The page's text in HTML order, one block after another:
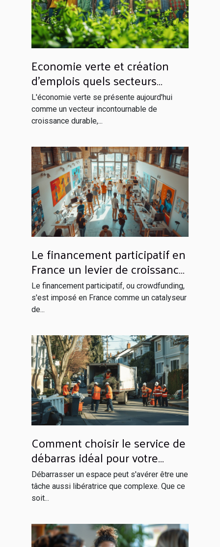
Economie verte et création
d'emplois quels secteurs
seront les champions de la
croissance écologique
L'économie verte se présente aujourd'hui
comme un vecteur incontournable de
croissance durable,...
Le financement participatif en
France un levier de croissance
pour les projets innovants
Le financement participatif, ou crowdfunding,
s'est imposé en France comme un catalyseur
de...
Comment choisir le service de
débarras idéal pour votre
espace ?
Débarrasser un espace peut s'avérer être une
tâche aussi libératrice que complexe. Que ce
soit...